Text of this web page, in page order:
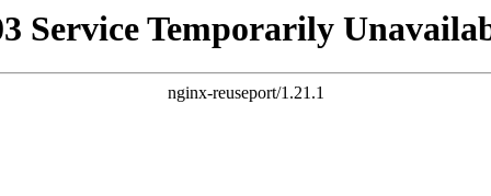
Service Temporarily
nginx-reuseport/1.21.1